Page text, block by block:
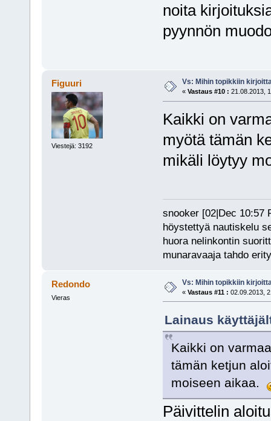
noita
pyynnön
Figuuri
Viestejä: 3192
Vs: Mihin topikkiin
« Vastaus #10 : 21.08.2013,
Kaikki on
myötä tämän
mikäli löytyy
snooker [02|Dec 10:57
höystettyä nautiskelu
huora nelinkontin
munaravaaja tahdo
Redondo
Vieras
Vs: Mihin topikkiin
« Vastaus #11 : 02.09.2013,
Lainaus
Kaikki on
tämän ketjun
moiseen aikaa.
Päivittelin